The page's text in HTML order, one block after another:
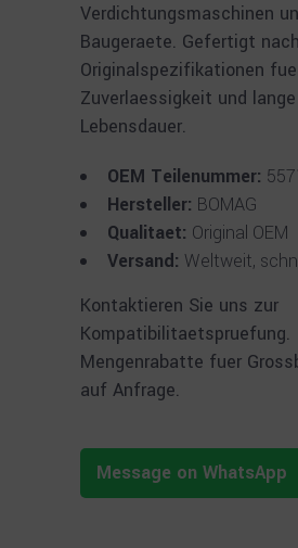
Verdichtungsmaschinen
Baugeraete. Gefertigt
Originalspezifikationen
Zuverlaessigkeit und lange
Lebensdauer.
OEM Teilenummer:
Hersteller: BOMAG
Qualitaet: Original OEM
Versand: Weltweit,
Kontaktieren Sie uns zur
Kompatibilitaetspruefung.
Mengenrabatte fuer
auf Anfrage.
Message on WhatsApp